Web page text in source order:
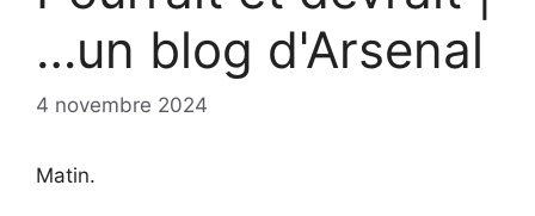
…un blog d'Arsenal
4 novembre 2024
Matin.